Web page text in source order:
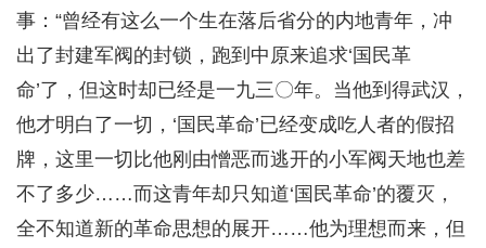
事：“曾经有这么一个生在落后省分的内地青年，冲
出了封建军阀的封锁，跑到中原来追求‘国民革
命’了，但这时却已经是一九三〇年。当他到得武汉，
他才明白了一切，‘国民革命’已经变成吃人者的假招
牌，这里一切比他刚由憎恶而逃开的小军阀天地也差
不了多少……而这青年却只知道‘国民革命’的覆灭，
全不知道新的革命思想的展开……他为理想而来，但